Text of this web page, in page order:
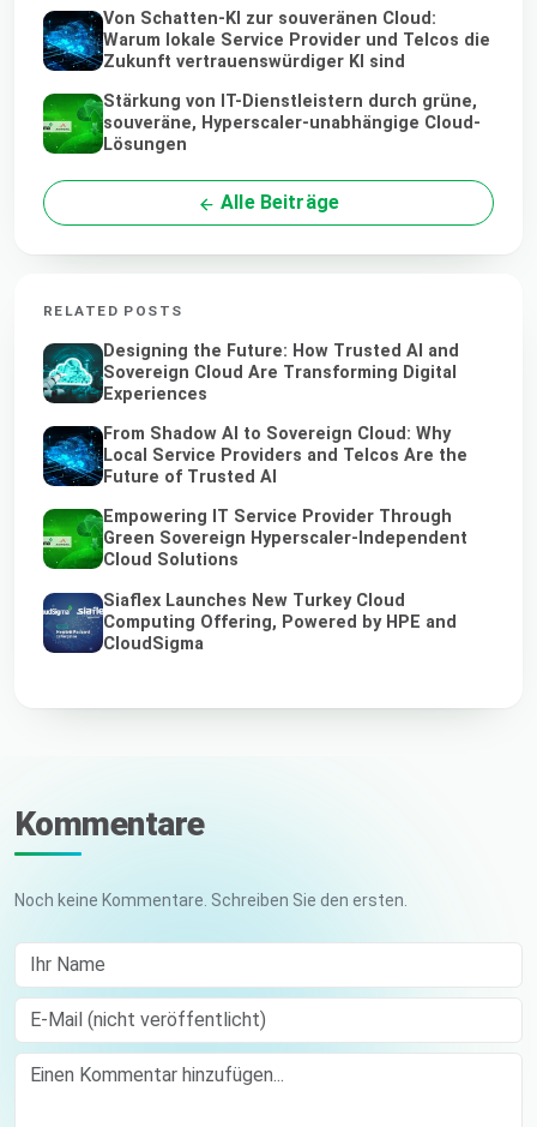
Von Schatten-KI zur souveränen Cloud:
Warum lokale Service Provider und Telcos die
Zukunft vertrauenswürdiger KI sind
Stärkung von IT-Dienstleistern durch grüne,
souveräne, Hyperscaler-unabhängige Cloud-
Lösungen
Alle Beiträge
RELATED POSTS
Designing the Future: How Trusted AI and
Sovereign Cloud Are Transforming Digital
Experiences
From Shadow AI to Sovereign Cloud: Why
Local Service Providers and Telcos Are the
Future of Trusted AI
Empowering IT Service Provider Through
Green Sovereign Hyperscaler-Independent
Cloud Solutions
Siaflex Launches New Turkey Cloud
Computing Offering, Powered by HPE and
CloudSigma
Kommentare
Noch keine Kommentare. Schreiben Sie den ersten.
Ihr Name
E-Mail (nicht veröffentlicht)
Comment